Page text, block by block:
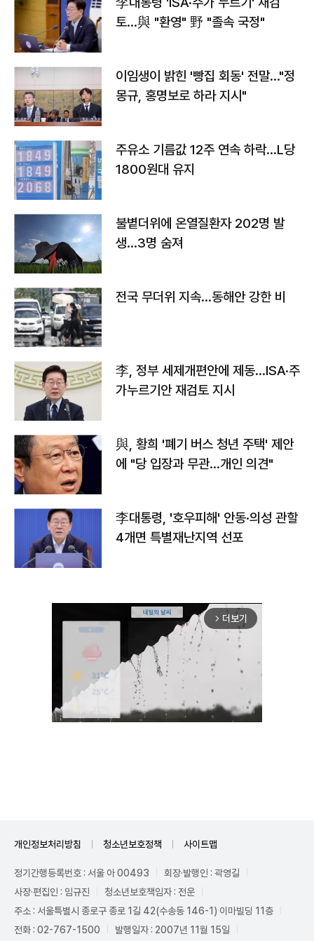
토…與 "환영" 野 "졸속 국정"
이임생이 밝힌 '빵집 회동' 전말…"정
몽규, 홍명보로 하라 지시"
주유소 기름값 12주 연속 하락…L당
1800원대 유지
불볕더위에 온열질환자 202명 발
생…3명 숨져
전국 무더위 지속…동해안 강한 비
李, 정부 세제개편안에 제동…ISA·주
가누르기안 재검토 지시
與, 황희 '폐기 버스 청년 주택' 제안
에 "당 입장과 무관…개인 의견"
李대통령, '호우피해' 안동·의성 관할
4개면 특별재난지역 선포
arrow_forward_ios 더보기
개인정보처리방침 청소년보호정책 사이트맵
정기간행등록번호 : 서울 아 00493
회장·발행인 : 곽영길
사장·편집인 : 임규진
청소년보호책임자 : 전운
주소 : 서울특별시 종로구 종로 1길 42(수송동 146-1) 이마빌딩 11층
전화 : 02-767-1500
발행일자 : 2007년 11월 15일